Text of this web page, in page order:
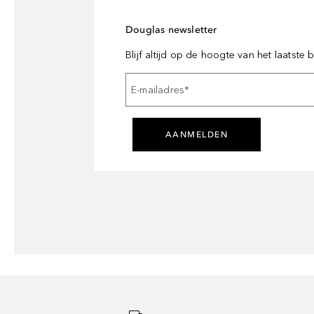
Douglas newsletter
Blijf altijd op de hoogte van het laatste
E-mailadres*
AANMELDEN